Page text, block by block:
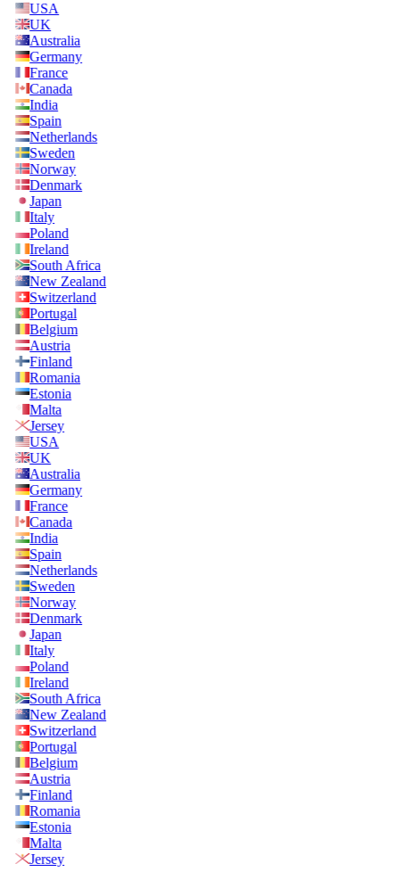
USA
UK
Australia
Germany
France
Canada
India
Spain
Netherlands
Sweden
Norway
Denmark
Japan
Italy
Poland
Ireland
South Africa
New Zealand
Switzerland
Portugal
Belgium
Austria
Finland
Romania
Estonia
Malta
Jersey
USA
UK
Australia
Germany
France
Canada
India
Spain
Netherlands
Sweden
Norway
Denmark
Japan
Italy
Poland
Ireland
South Africa
New Zealand
Switzerland
Portugal
Belgium
Austria
Finland
Romania
Estonia
Malta
Jersey